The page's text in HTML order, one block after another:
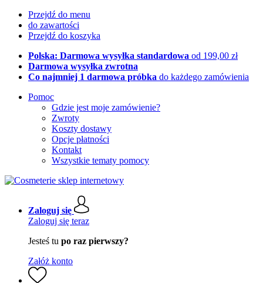
Przejdź do menu
do zawartości
Przejdź do koszyka
Polska: Darmowa wysyłka standardowa od 199,00 zł
Darmowa wysyłka zwrotna
Co najmniej 1 darmowa próbka do każdego zamówienia
Pomoc
Gdzie jest moje zamówienie?
Zwroty
Koszty dostawy
Opcje płatności
Kontakt
Wszystkie tematy pomocy
Zaloguj się
Zaloguj się teraz
Jesteś tu po raz pierwszy?
Załóż konto